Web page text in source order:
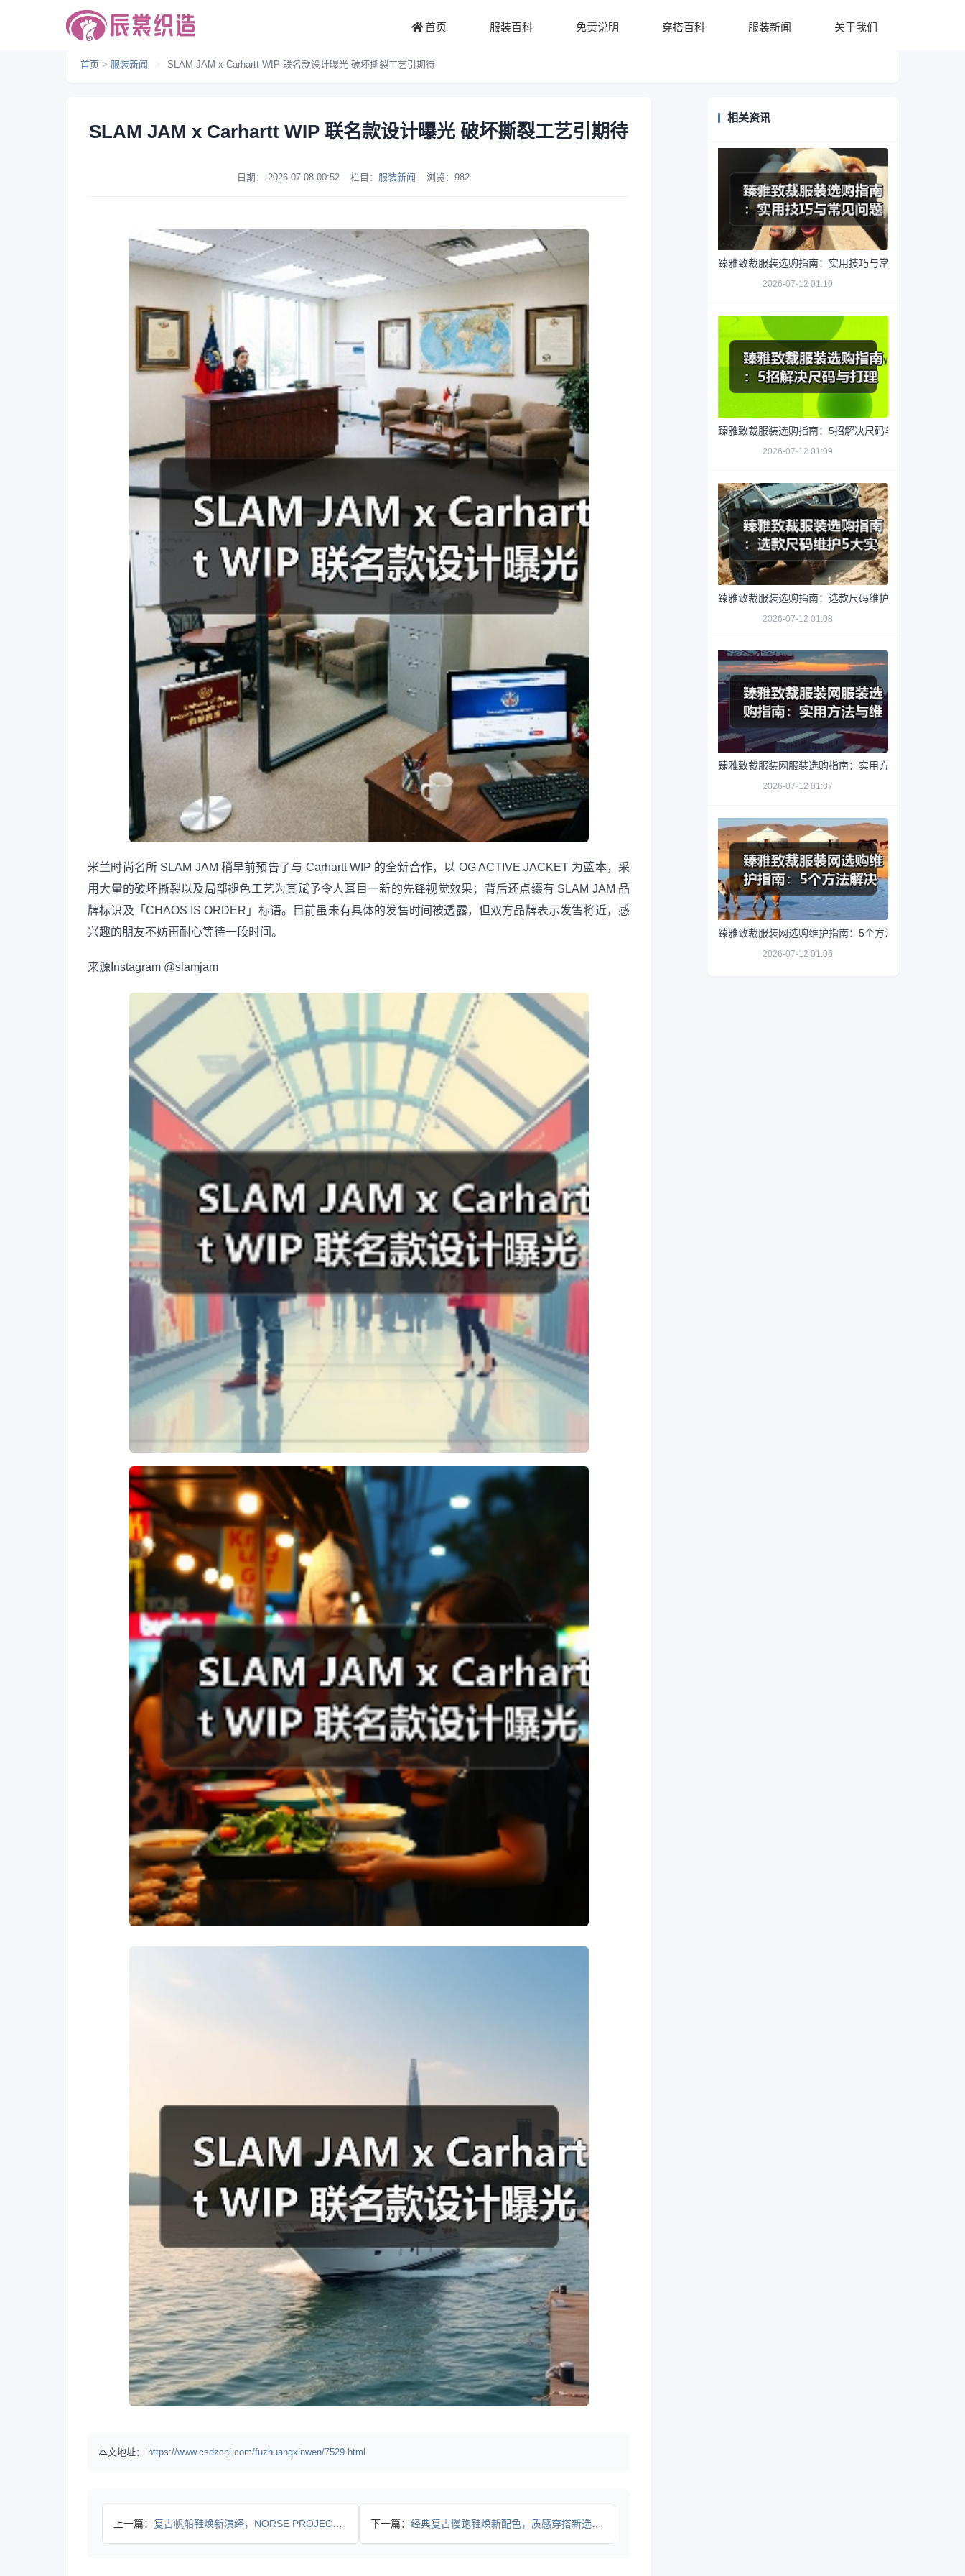
首页 服装百科 免责说明 穿搭百科 服装新闻 关于我们
首页 > 服装新闻 > SLAM JAM x Carhartt WIP 联名款设计曝光 破坏撕裂工艺引期待
SLAM JAM x Carhartt WIP 联名款设计曝光 破坏撕裂工艺引期待
日期： 2026-07-08 00:52 栏目： 服装新闻 浏览： 982
米兰时尚名所 SLAM JAM 稍早前预告了与 Carhartt WIP 的全新合作，以 OG ACTIVE JACKET 为蓝本，采
用大量的破坏撕裂以及局部褪色工艺为其赋予令人耳目一新的先锋视觉效果；背后还点缀有 SLAM JAM 品
牌标识及「CHAOS IS ORDER」标语。目前虽未有具体的发售时间被透露，但双方品牌表示发售将近，感
兴趣的朋友不妨再耐心等待一段时间。
来源 Instagram @slamjam
本文地址： https://www.csdzcnj.com/fuzhuangxinwen/7529.html
上一篇： 复古帆船鞋焕新演绎，NORSE PROJECTS × PAR 下一篇： 经典复古慢跑鞋焕新配色，质感穿搭新选择？
相关资讯
臻雅致裁服装选购指南：实用技巧与常见问题解析
2026-07-12 01:10
臻雅致裁服装选购指南：5招解决尺码与打理难题
2026-07-12 01:09
臻雅致裁服装选购指南：选款尺码维护5大实用方法
2026-07-12 01:08
臻雅致裁服装网服装选购指南：实用方法与维护技巧
2026-07-12 01:07
臻雅致裁服装网选购维护指南：5个方法解决网购踩坑
2026-07-12 01:06